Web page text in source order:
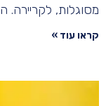
מסוגלות,
קראו עוד »